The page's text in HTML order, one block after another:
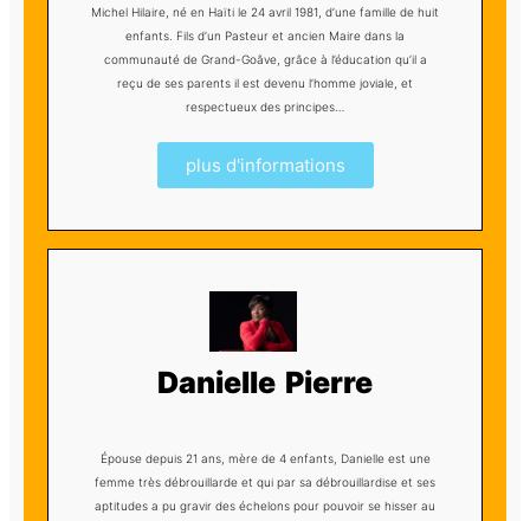
Michel Hilaire, né en Haïti le 24 avril 1981, d’une famille de huit
enfants. Fils d’un Pasteur et ancien Maire dans la
communauté de Grand-Goâve, grâce à l’éducation qu’il a
reçu de ses parents il est devenu l’homme joviale, et
respectueux des principes…
plus d'informations
Danielle Pierre
Épouse depuis 21 ans, mère de 4 enfants, Danielle est une
femme très débrouillarde et qui par sa débrouillardise et ses
aptitudes a pu gravir des échelons pour pouvoir se hisser au